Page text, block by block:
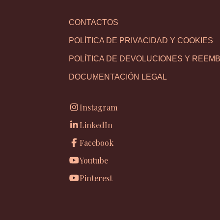
CONTACTOS
POLÍTICA DE PRIVACIDAD Y COOKIES
POLÍTICA DE DEVOLUCIONES Y
DOCUMENTACIÓN LEGAL
Instagram
LinkedIn
Facebook
Youtube
Pinterest